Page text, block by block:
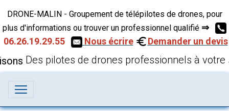
DRONE-MALIN - Groupement de télépilotes de drones, pour
plus d'informations ou trouver un professionnel qualifié ⇒
06.26.19.29.55
Nous écrire Demander un devis
Des pilotes de drones professionnels à votre